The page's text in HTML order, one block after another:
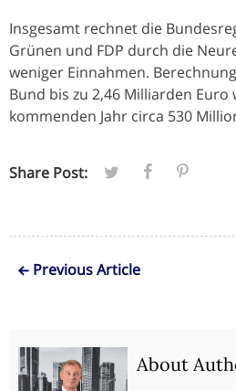
Insgesamt rechnet die
Grünen und FDP durch die
weniger Einnahmen.
Bund bis zu 2,46 Milliarden
kommenden Jahr circa 530
Share Post:
Previous Article
About